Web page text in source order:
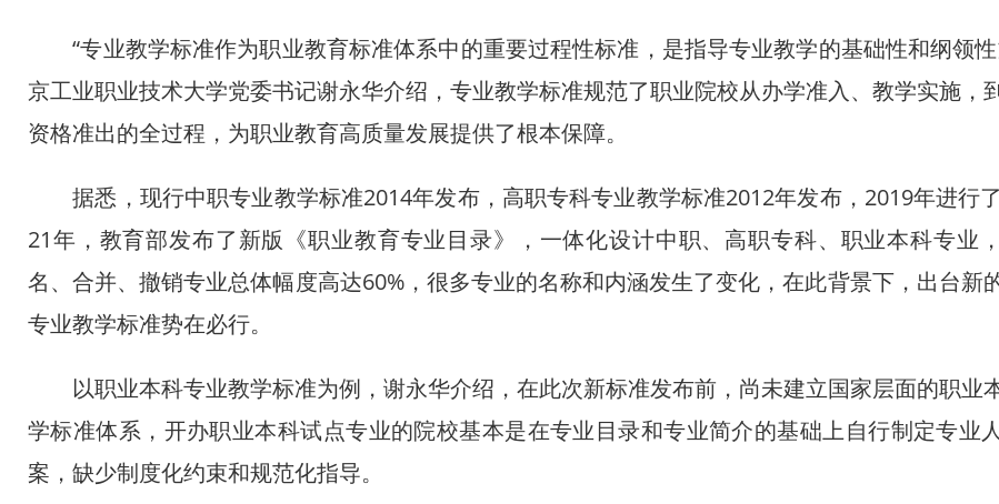
“专业教学标准作为职业教育标准体系中的重要过程性标准，是指导专业教学的基础性和纲领性
京工业职业技术大学党委书记谢永华介绍，专业教学标准规范了职业院校从办学准入、教学实施，
资格准出的全过程，为职业教育高质量发展提供了根本保障。
据悉，现行中职专业教学标准2014年发布，高职专科专业教学标准2012年发布，2019年进行
21年，教育部发布了新版《职业教育专业目录》，一体化设计中职、高职专科、职业本科专业
名、合并、撤销专业总体幅度高达60%，很多专业的名称和内涵发生了变化，在此背景下，出台新
专业教学标准势在必行。
以职业本科专业教学标准为例，谢永华介绍，在此次新标准发布前，尚未建立国家层面的职业
学标准体系，开办职业本科试点专业的院校基本是在专业目录和专业简介的基础上自行制定专业
案，缺少制度化约束和规范化指导。